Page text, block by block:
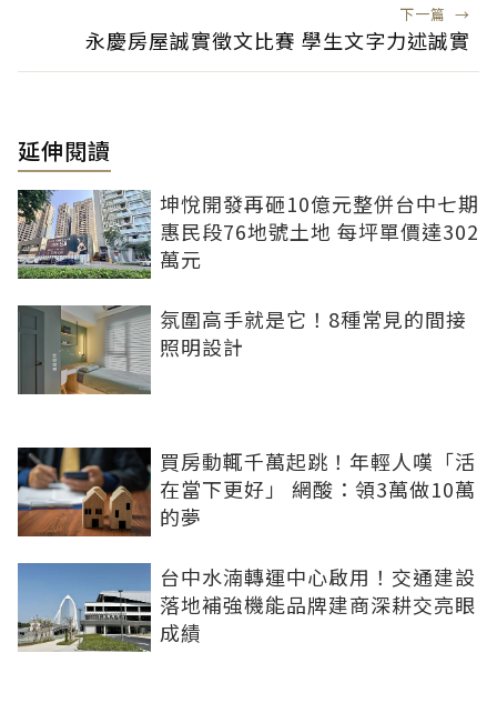
下一篇 →
永慶房屋誠實徵文比賽 學生文字力述誠實
延伸閱讀
坤悅開發再砸10億元整併台中七期
惠民段76地號土地 每坪單價達302
萬元
氛圍高手就是它！8種常見的間接
照明設計
買房動輒千萬起跳！年輕人嘆「活
在當下更好」 網酸：領3萬做10萬
的夢
台中水湳轉運中心啟用！交通建設
落地補強機能品牌建商深耕交亮眼
成績